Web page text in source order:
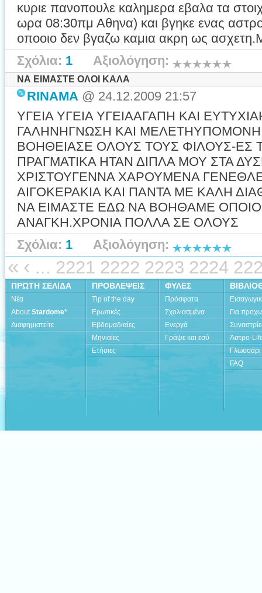
κυριε πανοπουλε καλημερα εβαλα τα
ωρα 08:30πμ Αθηνα) και βγηκε ενας
οποοιο δεν βγαζω καμια ακρη ως
Σχόλια: 1 Αξιολόγηση:
ΝΑ ΕΙΜΑΣΤΕ ΟΛΟΙ ΚΑΛΑ
RINAMA @ 24.12.2009 21:57
ΥΓΕΙΑ ΥΓΕΙΑ ΥΓΕΙΑΑΓΑΠΗ ΚΑΙ
ΓΑΛΗΝΗΓΝΩΣΗ ΚΑΙ ΜΕΛΕΤΗΥΠΟΜΟΝΗ
ΒΟΗΘΕΙΑΣΕ ΟΛΟΥΣ ΤΟΥΣ ΦΙΛΟΥΣ-ΕΣ
ΠΡΑΓΜΑΤΙΚΑ ΗΤΑΝ ΔΙΠΛΑ ΜΟΥ ΣΤΑ
ΧΡΙΣΤΟΥΓΕΝΝΑ ΧΑΡΟΥΜΕΝΑ
ΑΙΓΟΚΕΡΑΚΙΑ ΚΑΙ ΠΑΝΤΑ ΜΕ ΚΑΛΗ
ΝΑ ΕΙΜΑΣΤΕ ΕΔΩ ΝΑ ΒΟΗΘΑΜΕ
ΑΝΑΓΚΗ.ΧΡΟΝΙΑ ΠΟΛΛΑ ΣΕ ΟΛΟΥΣ
Σχόλια: 1 Αξιολόγηση:
« ‹ ... 2221 2222 2223 2224
ΠΡΩΤΗ ΣΕΛΙΔΑ
Νέα
AboutStardome*
Διαφημιστείτε
ΠΡΟΒΛΕΨΕΙΣ
Tip of the day
Ερωτικές
Εβδομαδιαίες
Μηνιαίες
Ετήσιες
ΦΥΛΕΣ
Πρόσφατα
Σχολιασμένα
Ενεργά
Γράψε και εσύ
Για
Άστρο-
Γλωσσάρι
FAQ